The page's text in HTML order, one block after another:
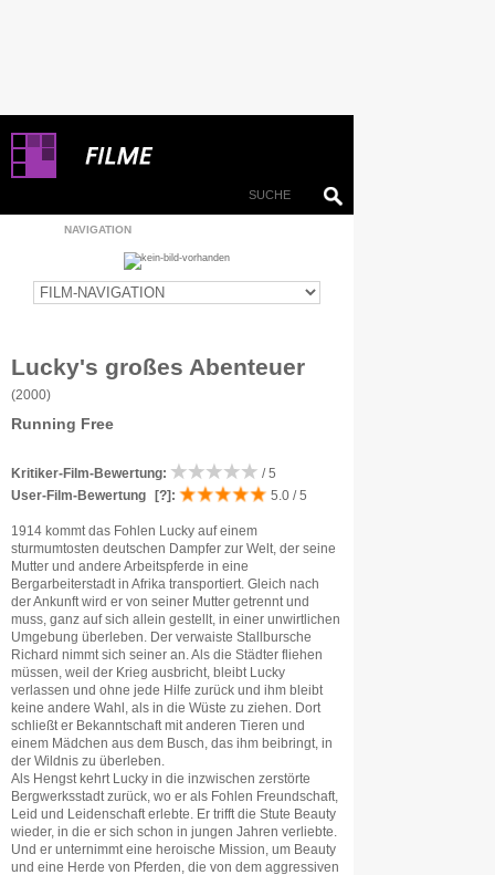
NAVIGATION
Lucky's großes Abenteuer
(2000)
Running Free
Kritiker-Film-Bewertung:
/ 5
User-Film-Bewertung
[?] : 5.0 / 5
1914 kommt das Fohlen Lucky auf einem
sturmumtosten deutschen Dampfer zur Welt, der seine
Mutter und andere Arbeitspferde in eine
Bergarbeiterstadt in Afrika transportiert. Gleich nach
der Ankunft wird er von seiner Mutter getrennt und
muss, ganz auf sich allein gestellt, in einer unwirtlichen
Umgebung überleben. Der verwaiste Stallbursche
Richard nimmt sich seiner an. Als die Städter fliehen
müssen, weil der Krieg ausbricht, bleibt Lucky
verlassen und ohne jede Hilfe zurück und ihm bleibt
keine andere Wahl, als in die Wüste zu ziehen. Dort
schließt er Bekanntschaft mit anderen Tieren und
einem Mädchen aus dem Busch, das ihm beibringt, in
der Wildnis zu überleben.
Als Hengst kehrt Lucky in die inzwischen zerstörte
Bergwerksstadt zurück, wo er als Fohlen Freundschaft,
Leid und Leidenschaft erlebte. Er trifft die Stute Beauty
wieder, in die er sich schon in jungen Jahren verliebte.
Und er unternimmt eine heroische Mission, um Beauty
und eine Herde von Pferden, die von dem aggressiven